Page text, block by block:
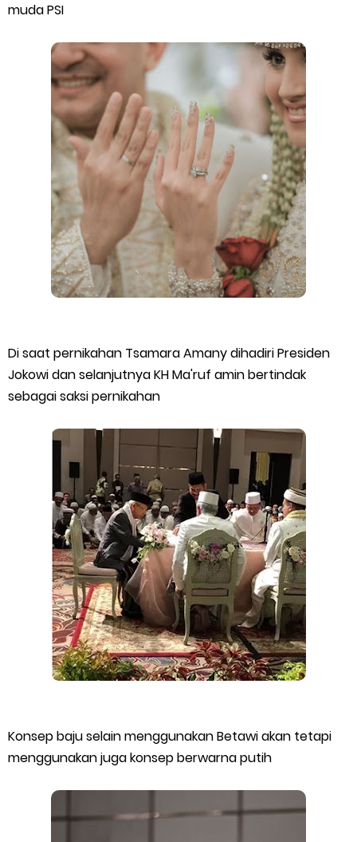
muda PSI
Di saat pernikahan Tsamara Amany dihadiri Presiden
Jokowi dan selanjutnya KH Ma'ruf amin bertindak
sebagai saksi pernikahan
Konsep baju selain menggunakan Betawi akan tetapi
menggunakan juga konsep berwarna putih